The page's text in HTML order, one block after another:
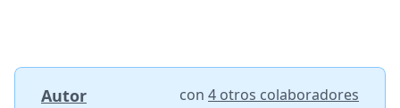
Autor con 4 otros colaboradores